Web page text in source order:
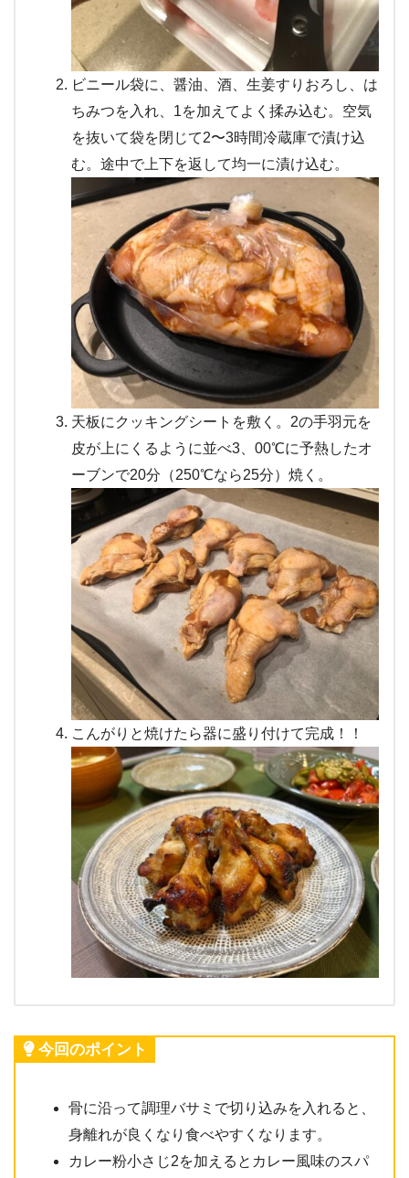
ビニール袋に、醤油、酒、生姜すりおろし、は
ちみつを入れ、1を加えてよく揉み込む。空気
を抜いて袋を閉じて2〜3時間冷蔵庫で漬け込
む。途中で上下を返して均一に漬け込む。
天板にクッキングシートを敷く。2の手羽元を
皮が上にくるように並べ3、00℃に予熱したオ
ーブンで20分（250℃なら25分）焼く。
こんがりと焼けたら器に盛り付けて完成！！
今回のポイント
骨に沿って調理バサミで切り込みを入れると、
身離れが良くなり食べやすくなります。
カレー粉小さじ2を加えるとカレー風味のスパ